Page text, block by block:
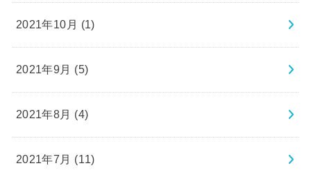
2021年10月 (1)
2021年9月 (5)
2021年8月 (4)
2021年7月 (11)